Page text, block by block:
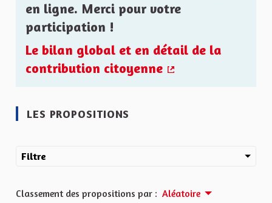
en ligne. Merci pour votre
participation !
Le bilan global et en détail de la
contribution citoyenne
LES PROPOSITIONS
Filtre
Classement des propositions par : Aléatoire